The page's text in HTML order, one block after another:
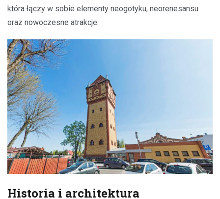
która łączy w sobie elementy neogotyku, neorenesansu
oraz nowoczesne atrakcje.
Historia i architektura